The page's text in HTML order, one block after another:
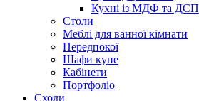
Кухні із МДФ та ДСП
Cтоли
Меблі для ванної кімнати
Передпокої
Шафи купе
Кабінети
Портфоліо
Сходи